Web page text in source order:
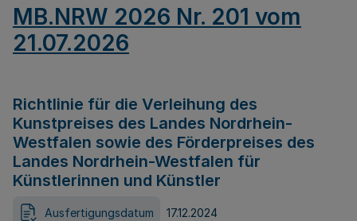
MB.NRW 2026 Nr. 201 vom
21.07.2026
Richtlinie für die Verleihung des
Kunstpreises des Landes Nordrhein-
Westfalen sowie des Förderpreises des
Landes Nordrhein-Westfalen für
Künstlerinnen und Künstler
Ausfertigungsdatum 17.12.2024